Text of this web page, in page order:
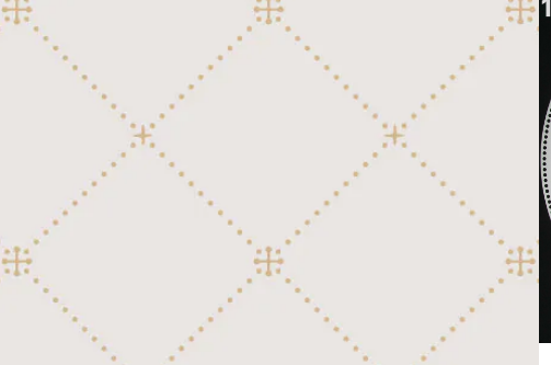
54弁ディスク(Polyphon)用ジャケット
邦楽ポピュラー
54弁ディスク(Regina)用ジャケット
外国映画、テレビ
邦楽ポピュラー
76弁ディスク用ジャケット
讃美歌
洋楽ポピュラー
外国映画、テレビ
日本映画、テレビ
106弁+12鐘ディスク(Kalliope 25-1/8")
118弁ディスク(Polyphon 19-5/8")
讃美歌
118弁+16鐘ディスク(Polyphon 22-1/
8")
行進曲
128弁ディスク(Regina 20-3/4")
159弁ディスク(Polyphon 24-1/2")